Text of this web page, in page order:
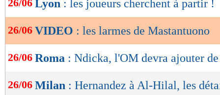
de
OK
26/06 Lyon : les joueurs cherchent à partir !
26/06 VIDEO : les larmes de Mastantuono
26/06 Roma : Ndicka, l'OM devra ajouter
26/06 Milan : Hernandez à Al-Hilal, les